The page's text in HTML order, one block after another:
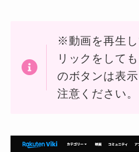
※動画を再生し
リックをして
のボタンは表
注意ください。